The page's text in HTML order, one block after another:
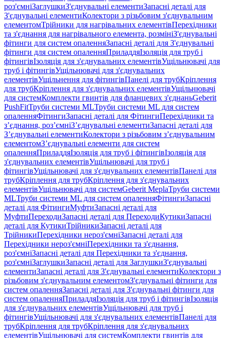
роз'ємніЗаглушкиЗ'єднувальні елементиЗапасні деталі для
З'єднувальні елементиКолектори з різьбовим з'єднувальним
елементомТрійники для нагрівальних елементівПерехідники
та з'єднання для нагрівального елемента, розмініЗ'єднувальні
фітинги для систем опаленняЗапасні деталі для З'єднувальні
фітинги для систем опаленняПриладдяІзоляція для труб і
фітингівІзоляція для з'єднувальних елементівУщільнювачі для
труб і фітингівУщільнювачі для з'єднувальних
елементівУщільнення для фітингівПанелі для трубКріплення
для трубКріплення для з'єднувальних елементівУщільнювачі
для системКомплекти гвинтів для фланцевих з'єднаньGeberit
PushFitТруби системи MLТруби системи ML для систем
опаленняФітингиЗапасні деталі для ФітингиПерехідники та
з’єднання, роз’ємніЗ’єднувальні елементиЗапасні деталі для
З’єднувальні елементиКолектори з різьбовим з’єднувальним
елементомЗ’єднувальні елементи для систем
опаленняПриладдяІзоляція для труб і фітингівІзоляція для
з'єднувальних елементівУщільнювачі для труб і
фітингівУщільнювачі для з'єднувальних елементівПанелі для
трубКріплення для трубКріплення для з'єднувальних
елементівУщільнювачі для системGeberit MeplaТруби системи
MLТруби системи ML для систем опаленняФітингиЗапасні
деталі для ФітингиМуфтиЗапасні деталі для
МуфтиПереходиЗапасні деталі для ПереходиКутикиЗапасні
деталі для КутикиТрійникиЗапасні деталі для
ТрійникиПерехідники нероз'ємніЗапасні деталі для
Перехідники нероз'ємніПерехідники та з'єднання,
роз'ємніЗапасні деталі для Перехідники та з'єднання,
роз'ємніЗаглушкиЗапасні деталі для ЗаглушкиЗ'єднувальні
елементиЗапасні деталі для З'єднувальні елементиКолектори з
різьбовим з'єднувальним елементомЗ'єднувальні фітинги для
систем опаленняЗапасні деталі для З'єднувальні фітинги для
систем опаленняПриладдяІзоляція для труб і фітингівІзоляція
для з'єднувальних елементівУщільнювачі для труб і
фітингівУщільнювачі для з'єднувальних елементівПанелі для
трубКріплення для трубКріплення для з'єднувальних
елементівУщільнювачі для системКомплекти гвинтів для